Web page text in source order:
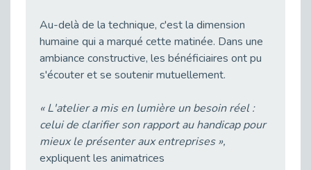
Publié le 20/04/2026
Cap Emploi 92 s'engage pour la santé mentale : La formation PSSM au cœur de l'accompagnement
Publié le 13/04/2026
Journée mondiale de la maladie de Parkinson : Mieux comprendre pour mieux accompagner
Publié le 11/04/2026
Au-delà de la technique, c'est la dimension
humaine qui a marqué cette matinée. Dans une
ambiance constructive, les bénéficiaires ont pu
s'écouter et se soutenir mutuellement.
« L'atelier a mis en lumière un besoin réel :
celui de clarifier son rapport au handicap pour
mieux le présenter aux entreprises »,
expliquent les animatrices